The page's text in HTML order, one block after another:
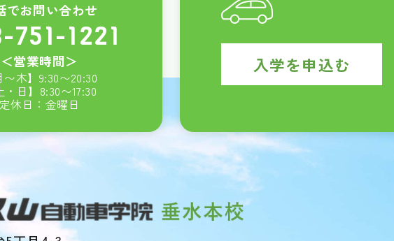
でお問い合わせ
751-1221
＜営業時間＞
〜木】 9:30〜20:30
・日】 8:30〜17:30
定休日：金曜日
入学を申込む